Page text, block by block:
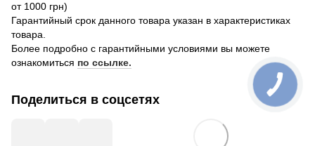
от 1000 грн)
Гарантийный срок данного товара указан в характеристиках
товара.
Более подробно с гарантийными условиями вы можете
ознакомиться по ссылке.
Поделиться в соцсетях